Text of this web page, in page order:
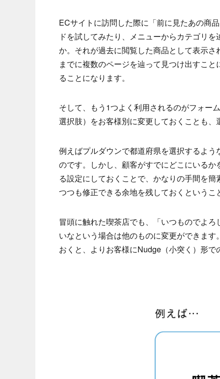
ECサイトに訪問した際に「前に見たあの商
ドを試してみたり、メニューからカテゴリ
か。それが過去に閲覧した商品として表示
までに複数のページを辿って見つけ出すこ
ることになります。
そして、もう1つよく利用されるのがフォー
選択肢）をお客様別に変更しておくことも
例えばプルダウンで都道府県を選択するよ
のです。しかし、顧客がすでにどこにいる
る設定にしておくことで、かなりの手間を
つつも修正できる余地を残しておくというこ
冒頭に触れた喫茶店でも、「いつものでよ
いなという場合は他のものに変更ができま
おくと、よりお客様にNudge（小突く）形